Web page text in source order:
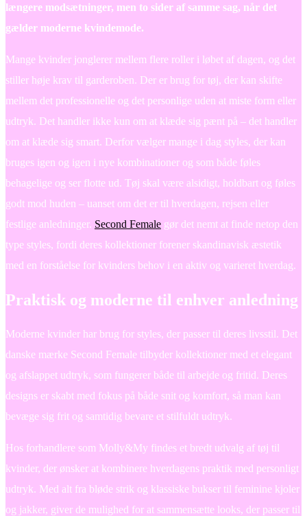
længere modsætninger, men to sider af samme sag, når det
gælder moderne kvindemode.
Mange kvinder jonglerer mellem flere roller i løbet af dagen, og det
stiller høje krav til garderoben. Der er brug for tøj, der kan skifte
mellem det professionelle og det personlige uden at miste form eller
udtryk. Det handler ikke kun om at klæde sig pænt på – det handler
om at klæde sig smart. Derfor vælger mange i dag styles, der kan
bruges igen og igen i nye kombinationer og som både føles
behagelige og ser flotte ud. Tøj skal være alsidigt, holdbart og føles
godt mod huden – uanset om det er til hverdagen, rejsen eller
festlige anledninger. Second Female gør det nemt at finde netop den
type styles, fordi deres kollektioner forener skandinavisk æstetik
med en forståelse for kvinders behov i en aktiv og varieret hverdag.
Praktisk og moderne til enhver anledning
Moderne kvinder har brug for styles, der passer til deres livsstil. Det
danske mærke Second Female tilbyder kollektioner med et elegant
og afslappet udtryk, som fungerer både til arbejde og fritid. Deres
designs er skabt med fokus på både snit og komfort, så man kan
bevæge sig frit og samtidig bevare et stilfuldt udtryk.
Hos forhandlere som Molly&My findes et bredt udvalg af tøj til
kvinder, der ønsker at kombinere hverdagens praktik med personligt
udtryk. Med alt fra bløde strik og klassiske bukser til feminine kjoler
og jakker, giver de mulighed for at sammensætte looks, der passer til